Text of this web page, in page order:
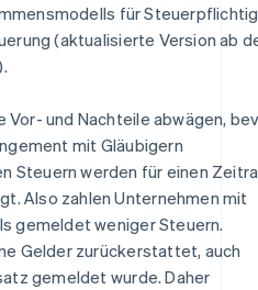
für
(aktualisierte Version ab
Vor- und Nachteile abwägen,
mit Gläubigern
Steuern werden für einen
Also zahlen Unternehmen mit
gemeldet weniger Steuern.
Gelder zurückerstattet, auch
gemeldet wurde. Daher